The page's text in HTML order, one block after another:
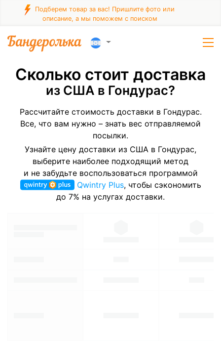
Подберем товар за вас! Пришлите фото или
описание, а мы поможем с поиском
Сколько стоит доставка
из США в Гондурас?
Рассчитайте стоимость доставки в Гондурас.
Все, что вам нужно – знать вес отправляемой
посылки.
Узнайте цену доставки из США в Гондурас,
выберите наиболее подходящий метод
и не забудьте воспользоваться программой
Qwintry Plus, чтобы сэкономить
до 7% на услугах доставки.